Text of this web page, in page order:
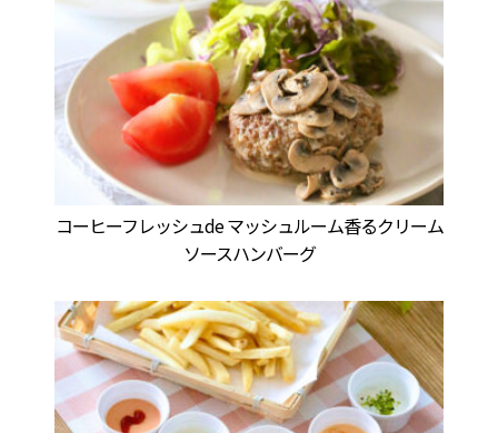
コーヒーフレッシュde マッシュルーム香るクリーム
ソースハンバーグ